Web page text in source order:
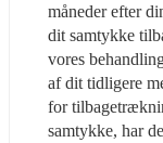
måneder efter
dit samtykke
vores
af dit tidligere
for
samtykke, har